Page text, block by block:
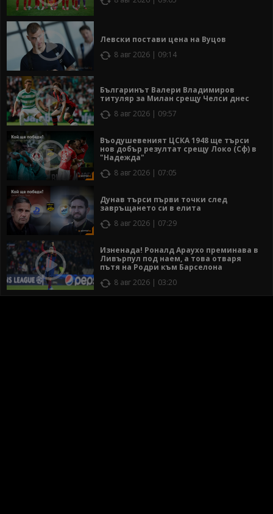
Левски постави цена на Вуцов
8 авг 2026 | 09:14
Българинът Валери Владимиров
титуляр за Милан срещу Челси днес
8 авг 2026 | 09:57
Въодушевеният ЦСКА 1948 ще търси
нов добър резултат срещу Локо (Сф) в
"Надежда"
8 авг 2026 | 07:05
Дунав търси първи точки след
завръщането си в елита
8 авг 2026 | 07:29
Изненада! Роналд Араухо преминава в
Ливърпул под наем, а това отваря
пътя на Родри към Барселона
8 авг 2026 | 03:20